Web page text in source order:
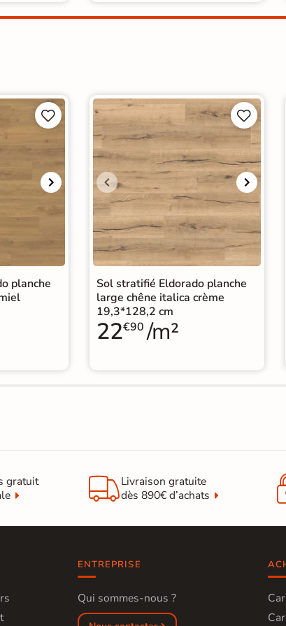


planche


Sol stratifié Eldorado planche
large chêne italica crème
19,3*128,2 cm
22€90 /m²
gratuit
Livraison gratuite
dès 890€ d’achats
ENTREPRISE
Qui sommes-nous ?